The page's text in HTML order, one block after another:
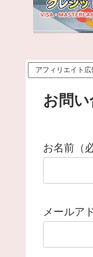
アフィリエイト広
お問
お名前（
メールア